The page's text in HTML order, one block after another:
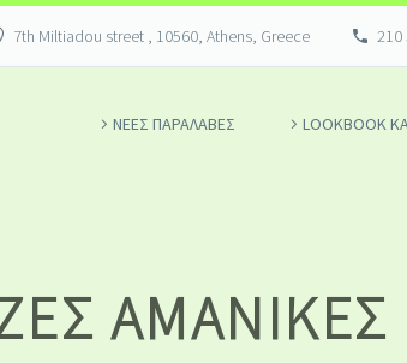
7th Miltiadou street , 10560, Athens, Greece 210
ΝΕΕΣ ΠΑΡΑΛΑΒΕΣ LOOKBOOK
ΑΜΆΝΙΚΕΣ